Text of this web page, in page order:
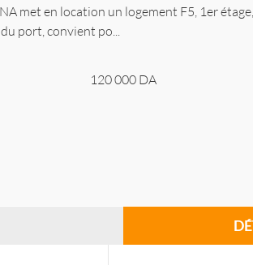
met en location un logement F5, 1er
port, convient po...
120 000 DA